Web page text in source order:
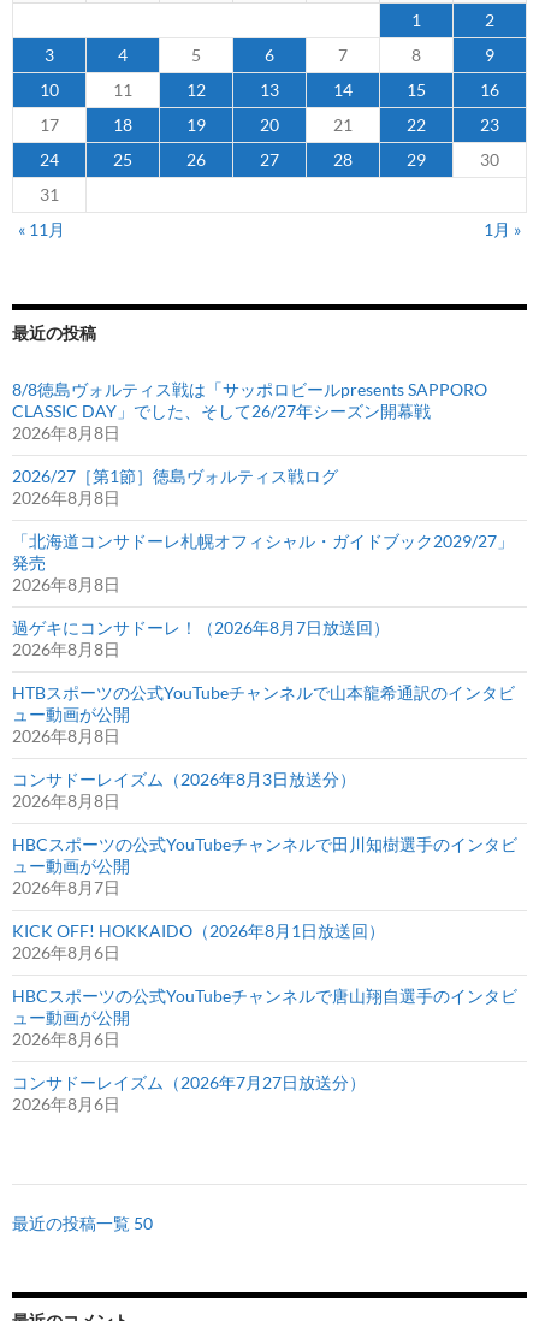
1
2
3
4 5 6 7 8
9
10
11 12 13 14 15
16
17
18 19 20 21 22
23
24
25 26 27 28 29
30
31
« 11月
1月 »
最近の投稿
8/8徳島ヴォルティス戦は「サッポロビールpresents SAPPORO
CLASSIC DAY」でした、そして26/27年シーズン開幕戦
2026年8月8日
2026/27［第1節］徳島ヴォルティス戦ログ
2026年8月8日
「北海道コンサドーレ札幌オフィシャル・ガイドブック2029/27」
発売
2026年8月8日
過ゲキにコンサドーレ！（2026年8月7日放送回）
2026年8月8日
HTBスポーツの公式YouTubeチャンネルで山本龍希通訳のインタビ
ュー動画が公開
2026年8月8日
コンサドーレイズム（2026年8月3日放送分）
2026年8月8日
HBCスポーツの公式YouTubeチャンネルで田川知樹選手のインタビ
ュー動画が公開
2026年8月7日
KICK OFF! HOKKAIDO（2026年8月1日放送回）
2026年8月6日
HBCスポーツの公式YouTubeチャンネルで唐山翔自選手のインタビ
ュー動画が公開
2026年8月6日
コンサドーレイズム（2026年7月27日放送分）
2026年8月6日
最近の投稿一覧 50